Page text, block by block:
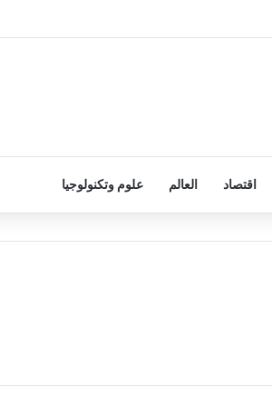
اقتصاد العالم علوم وتكنولوجيا